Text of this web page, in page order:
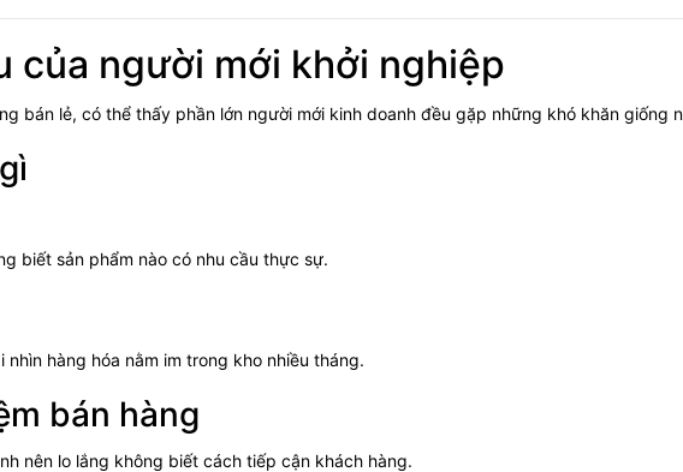
của người mới khởi nghiệp
bán lẻ, có thể thấy phần lớn người mới kinh doanh đều gặp những khó khăn giống
biết sản phẩm nào có nhu cầu thực sự.
nhìn hàng hóa nằm im trong kho nhiều tháng.
bán hàng
nên lo lắng không biết cách tiếp cận khách hàng.